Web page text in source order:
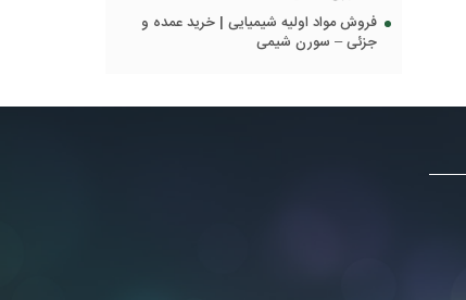
فروش مواد اولیه شیمیایی | خرید عمده و
جزئی – سورن شیمی